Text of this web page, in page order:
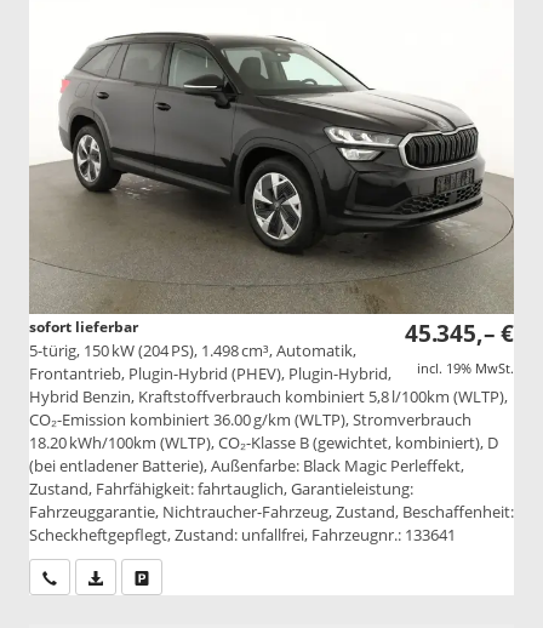
45.345,– €
incl. 19% MwSt.
sofort lieferbar
5-türig, 150 kW (204 PS), 1.498 cm³, Automatik,
Frontantrieb, Plugin-Hybrid (PHEV), Plugin-Hybrid,
Hybrid Benzin, Kraftstoffverbrauch kombiniert 5,8 l/100km (WLTP),
CO₂-Emission kombiniert 36.00 g/km (WLTP), Stromverbrauch
18.20 kWh/100km (WLTP), CO₂-Klasse B (gewichtet, kombiniert), D
(bei entladener Batterie), Außenfarbe: Black Magic Perleffekt,
Zustand, Fahrfähigkeit: fahrtauglich, Garantieleistung:
Fahrzeuggarantie, Nichtraucher-Fahrzeug, Zustand, Beschaffenheit:
Scheckheftgepflegt, Zustand: unfallfrei, Fahrzeugnr.: 133641
Wir rufen Sie anPDF-Datei, Fahrzeugexposé drucken